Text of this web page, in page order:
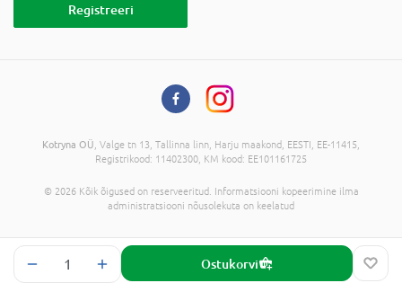
Ostukorvi
Registreeri
Kotryna OÜ , Valge tn 13, Tallinna linn, Harju maakond, EESTI, EE-11415,
Registrikood: 11402300, KM kood: EE101161725
© 2026 Kõik õigused on reserveeritud. Informatsiooni kopeerimine ilma
administratsiooni nõusolekuta on keelatud